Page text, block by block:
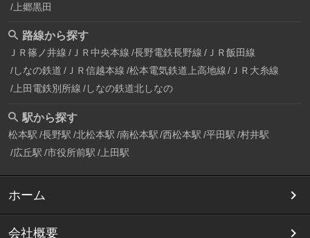
上郷黒田
路線から探す
ＪＲ篠ノ井線 ＪＲ中央本線 長野電鉄長野線 ＪＲ飯田線
しなの鉄道 ＪＲ信越本線 松本電気鉄道上高地線
ＪＲ大糸線
上田電鉄別所線 しなの鉄道北しなの
駅から探す
松本駅 長野駅 北松本駅 南松本駅 西松本駅 平田駅 村井駅
広丘駅 市役所前駅 上田駅
ホーム
会社概要